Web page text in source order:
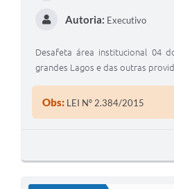
Autoria: Executivo
Desafeta área institucional 04
grandes Lagos e das outras
Obs: LEI Nº 2.384/2015